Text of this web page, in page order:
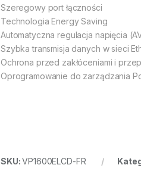
Szeregowy port łączności
Technologia Energy Saving
Automatyczna regulacja napięcia
Szybka transmisja danych w sieci
Ochrona przed zakłóceniami i
Oprogramowanie do zarządzania
SKU:VP1600ELCD-FR